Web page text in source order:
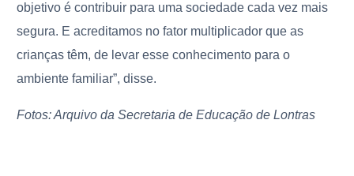
objetivo é contribuir para uma sociedade cada vez mais
segura. E acreditamos no fator multiplicador que as
crianças têm, de levar esse conhecimento para o
ambiente familiar”, disse.
Fotos: Arquivo da Secretaria de Educação de Lontras